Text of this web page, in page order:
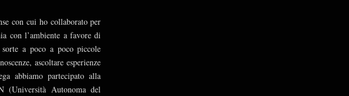
con cui ho collaborato per
con l’ambiente a favore di
a poco a poco piccole
ascoltare esperienze
abbiamo partecipato alla
(Università Autonoma del